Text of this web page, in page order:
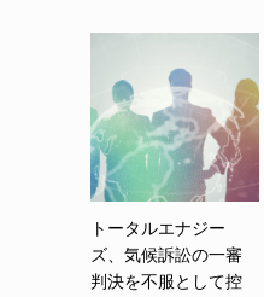
トータルエナジー
ズ、気候訴訟の一審
判決を不服として控